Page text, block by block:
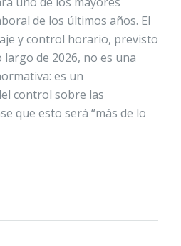
de los últimos años. El
y control horario, previsto
de 2026, no es una
es un
control sobre las
que esto será “más de lo